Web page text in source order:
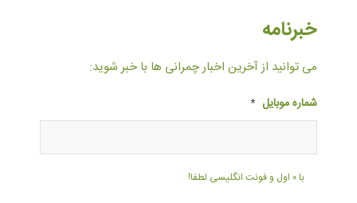
خبرنامه
می توانید از آخرین اخبار چمرانی ها با خبر شوید:
شماره موبایل *
با ۰ اول و فونت انگلیسی لطفا!